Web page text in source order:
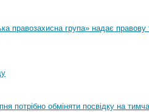
правозахисна група» надає правову
потрібно обміняти посвідку на